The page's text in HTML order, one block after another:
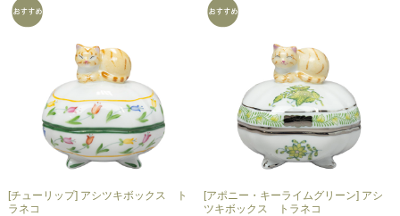
[チューリップ] アシツキボックス ト
ラネコ
[アポニー・キーライムグリーン] アシ
ツキボックス トラネコ